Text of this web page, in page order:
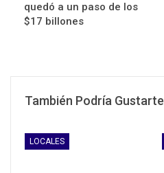
quedó a un paso de los
$17 billones
También Podría Gustarte
LOCALES